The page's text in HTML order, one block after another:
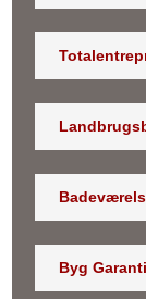
Byg Garanti